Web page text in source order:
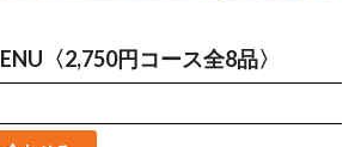
〈2,750円コース全8品〉